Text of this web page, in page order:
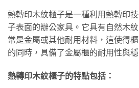
熱轉印木紋櫃子是一種利用熱轉印
子表面的辦公家具。它具有自然木
常是金屬或其他耐用材料，這使得
的同時，具備了金屬櫃的耐用性與穩
熱轉印木紋櫃子的特點包括：